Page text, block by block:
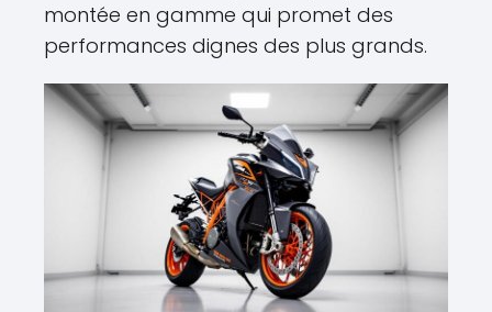
montée en gamme qui promet des
performances dignes des plus grands.